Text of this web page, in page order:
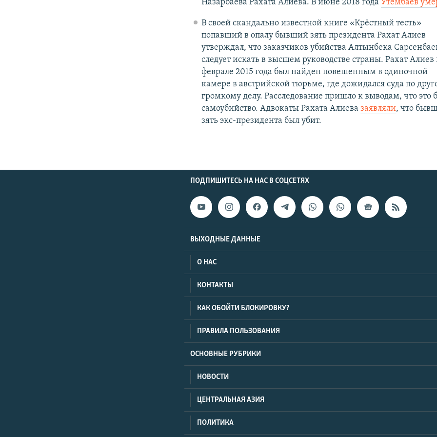
Назарбаева Рахата Алиева. В июне 2018 года Утембаев
В своей скандально известной книге «Крёстный тесть»
попавший в опалу бывший зять президента Рахат Алиев
утверждал, что заказчиков убийства Алтынбека
следует искать в высшем руководстве страны. Рахат Алиев
феврале 2015 года был найден повешенным в одиночной
камере в австрийской тюрьме, где дожидался суда по
громкому делу. Расследование пришло к выводам, что это
самоубийство. Адвокаты Рахата Алиева заявляли, что
зять экс-президента был убит.
ПОДПИШИТЕСЬ НА НАС В СОЦСЕТЯХ
ВЫХОДНЫЕ ДАННЫЕ
О НАС
КОНТАКТЫ
КАК ОБОЙТИ БЛОКИРОВКУ?
ПРАВИЛА ПОЛЬЗОВАНИЯ
ОСНОВНЫЕ РУБРИКИ
НОВОСТИ
ЦЕНТРАЛЬНАЯ АЗИЯ
ПОЛИТИКА